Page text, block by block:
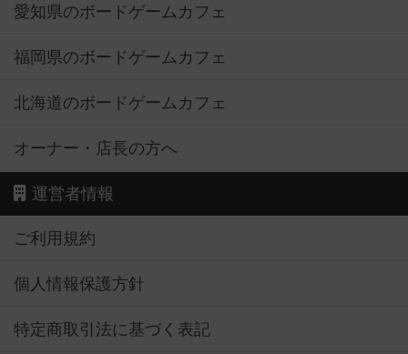
愛知県のボードゲームカフェ
福岡県のボードゲームカフェ
北海道のボードゲームカフェ
オーナー・店長の方へ
運営者情報
ご利用規約
個人情報保護方針
特定商取引法に基づく表記